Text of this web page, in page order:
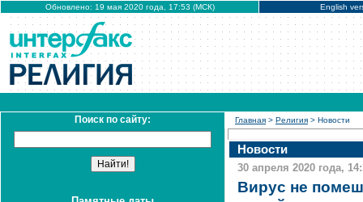
Обновлено: 19 мая 2020 года, 17:53 (МСК) English
Поиск по сайту: Главная > Религия > Новости
Новости
30 апреля 2020 года,
Вирус не